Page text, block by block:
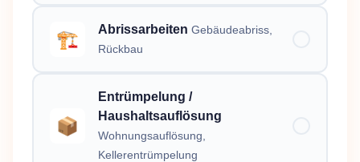
🏗️ Abrissarbeiten Gebäudeabriss,
Rückbau
📦
Entrümpelung /
Haushaltsauflösung
Wohnungsauflösung,
Kellerentrümpelung